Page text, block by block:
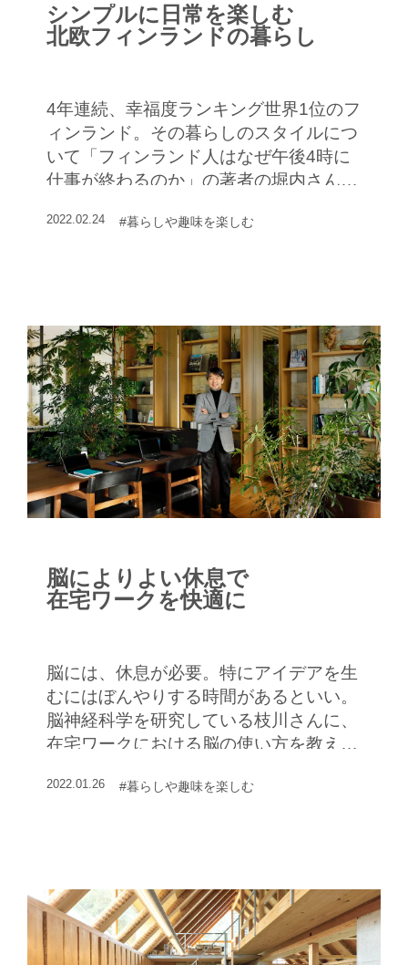
シンプルに日常を楽しむ
北欧フィンランドの暮らし
4年連続、幸福度ランキング世界1位のフ
ィンランド。その暮らしのスタイルにつ
いて「フィンランド人はなぜ午後4時に
仕事が終わるのか」の著者の堀内さんに
2022.02.24 #暮らしや趣味を楽しむ
脳によりよい休息で
在宅ワークを快適に
脳には、休息が必要。特にアイデアを生
むにはぼんやりする時間があるといい。
脳神経科学を研究している枝川さんに、
在宅ワークにおける脳の使い方を教えて
2022.01.26 #暮らしや趣味を楽しむ